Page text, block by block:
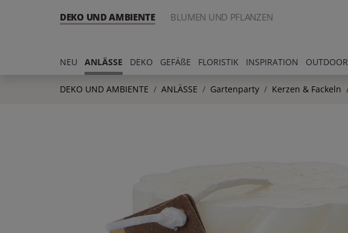
DEKO UND AMBIENTE BLUMEN UND PFLANZEN
NEU ANLÄSSE DEKO GEFÄßE FLORISTIK INSPIRATION OUTDOOR
DEKO UND AMBIENTE ANLÄSSE Gartenparty Kerzen & Fackeln